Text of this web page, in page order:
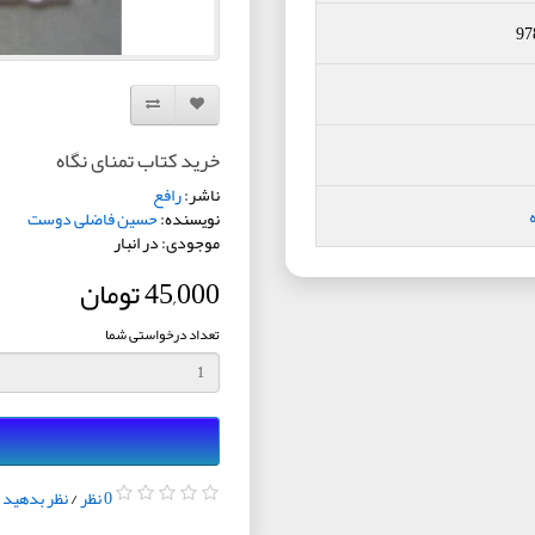
افزودن به لیست دلخواه
مقایسه این محصول
خرید کتاب تمنای نگاه
ناشر:رافع
نویسنده:حسین فاضلی دوست
موجودی: در انبار
45,000 تومان
تعداد درخواستی شما
0 نظر /نظر بدهید